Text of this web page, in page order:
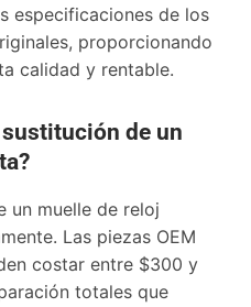
especificaciones de los
proporcionando
calidad y rentable.
de un
un muelle de reloj
Las piezas OEM
costar entre $300 y
totales que